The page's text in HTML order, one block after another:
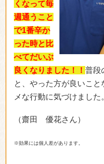
べてだいぶ
良くなりました！！
普
と、やった方が良いこと
メな行動に気づけました
（齋田 優花さん）
※効果には個人差があります。
「非常に助かりまし